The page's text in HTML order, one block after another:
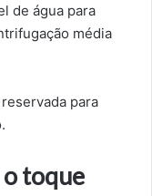
de água para
média
para
toque